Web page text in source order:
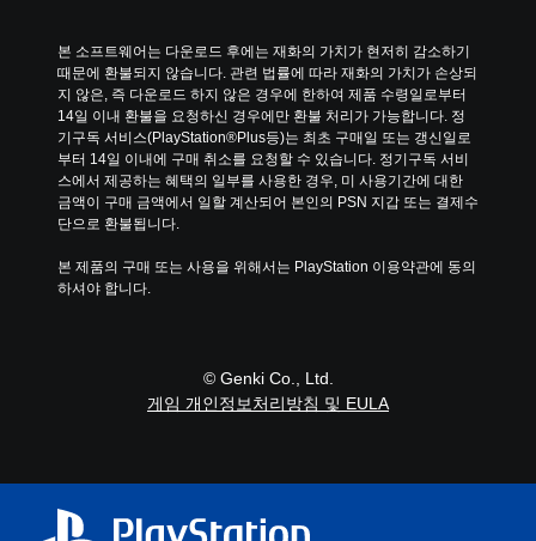
본 소프트웨어는 다운로드 후에는 재화의 가치가 현저히 감소하기
때문에 환불되지 않습니다. 관련 법률에 따라 재화의 가치가 손상되
지 않은, 즉 다운로드 하지 않은 경우에 한하여 제품 수령일로부터
14일 이내 환불을 요청하신 경우에만 환불 처리가 가능합니다. 정
기구독 서비스(PlayStation®Plus등)는 최초 구매일 또는 갱신일로
부터 14일 이내에 구매 취소를 요청할 수 있습니다. 정기구독 서비
스에서 제공하는 혜택의 일부를 사용한 경우, 미 사용기간에 대한
금액이 구매 금액에서 일할 계산되어 본인의 PSN 지갑 또는 결제수
단으로 환불됩니다.
본 제품의 구매 또는 사용을 위해서는 PlayStation 이용약관에 동의
하셔야 합니다.
© Genki Co., Ltd.
게임 개인정보처리방침 및 EULA